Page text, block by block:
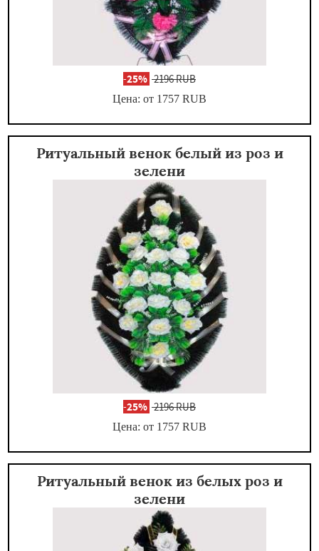
-25% 2196 RUB
Цена: от 1757 RUB
Ритуальный венок белый из роз и
зелени
-25% 2196 RUB
Цена: от 1757 RUB
Ритуальный венок из белых роз и
зелени